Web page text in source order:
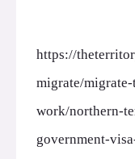
https://
migrate/
work/northern-
government-